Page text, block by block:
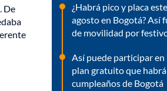
De
¿Habrá pico y placa
agosto en Bogotá? Así
de movilidad por
Así puede participar en
plan gratuito que
cumpleaños de Bogotá